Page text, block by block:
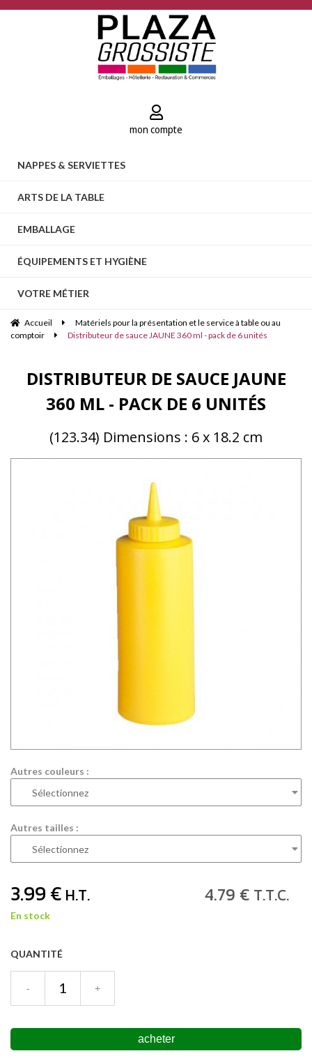
mon compte
NAPPES & SERVIETTES
ARTS DE LA TABLE
EMBALLAGE
ÉQUIPEMENTS ET HYGIÈNE
VOTRE MÉTIER
Accueil
Matériels pour la présentation et le service à table ou au
comptoir
Distributeur de sauce JAUNE 360 ml - pack de 6 unités
DISTRIBUTEUR DE SAUCE JAUNE
360 ML - PACK DE 6 UNITÉS
(123.34) Dimensions : 6 x 18.2 cm
Autres couleurs :
Autres tailles :
3.99€ H.T. 4.79 € T.T.C.
En stock
QUANTITÉ